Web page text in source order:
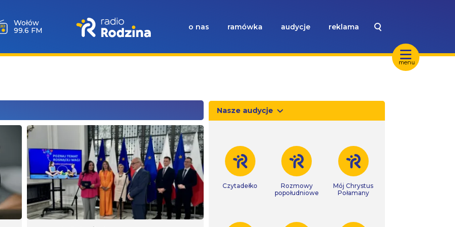
menu
Wołów
99.6 FM
o nas ramówka audycje reklama
Nasze audycje
Czytadełko
Rozmowy
popołudniowe
Mój Chrystus
Połamany